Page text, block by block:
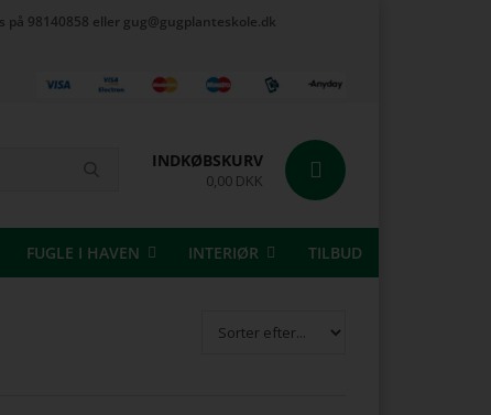
98140858 eller gug@gugplanteskole.dk
INDKØBSKURV
0,00 DKK
FUGLE I HAVEN INTERIØR TILBUD